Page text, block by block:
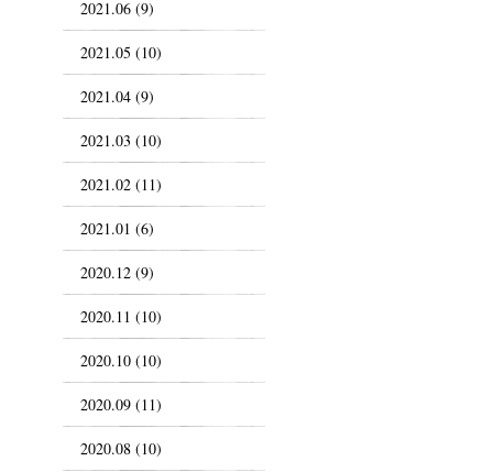
2021.06 (9)
2021.05 (10)
2021.04 (9)
2021.03 (10)
2021.02 (11)
2021.01 (6)
2020.12 (9)
2020.11 (10)
2020.10 (10)
2020.09 (11)
2020.08 (10)